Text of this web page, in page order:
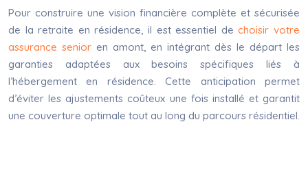
Pour construire une vision financière complète et sécurisée
de la retraite en résidence, il est essentiel dechoisir votre
assurance senior en amont, en intégrant dès le départ les
garanties adaptées aux besoins spécifiques liés à
l’hébergement en résidence. Cette anticipation permet
d’éviter les ajustements coûteux une fois installé et garantit
une couverture optimale tout au long du parcours résidentiel.